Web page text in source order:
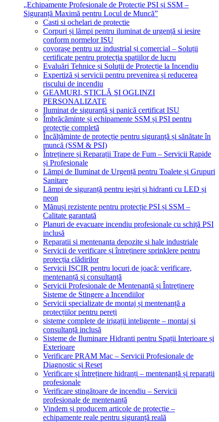
„Echipamente Profesionale de Protecție PSI și SSM –
Siguranță Maximă pentru Locul de Muncă”
Casti si ochelari de protectie
Corpuri și lămpi pentru iluminat de urgență si iesire
conform normelor ISU
covorașe pentru uz industrial și comercial – Soluții
certificate pentru protecția spațiilor de lucru
Evaluări Tehnice și Soluții de Protecție la Incendiu
Expertiză și servicii pentru prevenirea și reducerea
riscului de incendiu
GEAMURI, STICLĂ ŞI OGLINZI
PERSONALIZATE
Iluminat de siguranță și panică certificat ISU
Îmbrăcăminte și echipamente SSM și PSI pentru
protecție completă
Încălțăminte de protecție pentru siguranță și sănătate în
muncă (SSM & PSI)
Întreținere și Reparații Trape de Fum – Servicii Rapide
și Profesionale
Lămpi de Iluminat de Urgență pentru Toalete și Grupuri
Sanitare
Lămpi de siguranță pentru ieșiri și hidranti cu LED și
neon
Mănuși rezistente pentru protecție PSI și SSM –
Calitate garantată
Planuri de evacuare incendiu profesionale cu schiță PSI
inclusă
Reparatii si mentenanta depozite si hale industriale
Servicii de verificare și întreținere sprinklere pentru
protecția clădirilor
Servicii ISCIR pentru locuri de joacă: verificare,
mentenanță și consultanță
Servicii Profesionale de Mentenanță și Întreținere
Sisteme de Stingere a Incendiilor
Servicii specializate de montaj și mentenanță a
protecțiilor pentru pereți
sisteme complete de irigații inteligente – montaj și
consultanță inclusă
Sisteme de Iluminare Hidranti pentru Spații Interioare și
Exterioare
Verificare PRAM Mac – Servicii Profesionale de
Diagnostic și Reset
Verificare și întreținere hidranți – mentenanță și reparații
profesionale
Verificare stingătoare de incendiu – Servicii
profesionale de mentenanță
Vindem și producem articole de protecție –
echipamente reale pentru siguranță reală